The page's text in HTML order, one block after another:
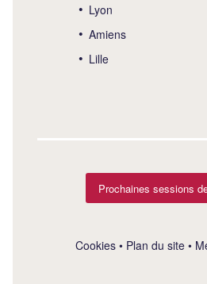
Lyon
Amiens
Lille
Prochaines sessions
Cookies • Plan du site •